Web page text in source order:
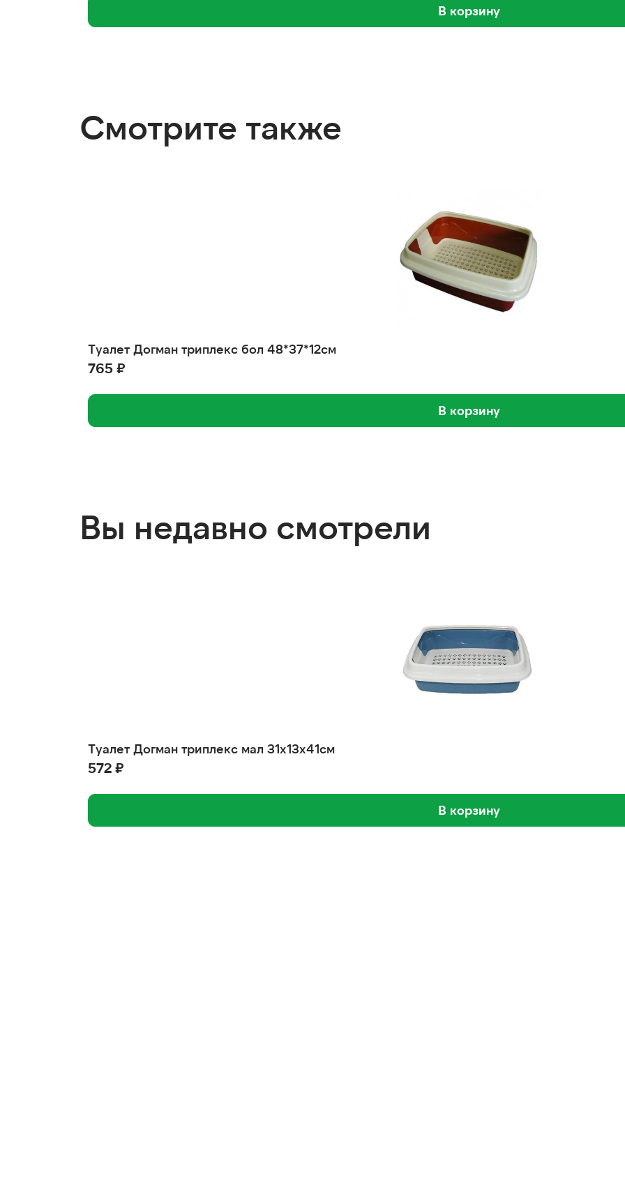
В корзину
Смотрите также
Туалет Догман триплекс бол 48*37*12см
765 ₽
В корзину
Вы недавно смотрели
Туалет Догман триплекс мал 31х13х41см
572 ₽
В корзину